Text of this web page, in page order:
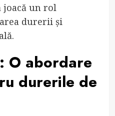
joacă un rol
durerii și
O abordare
durerile de